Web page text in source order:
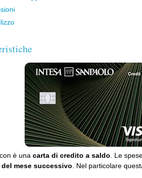
è una carta di credito a saldo. Le
del mese successivo. Nel particolare